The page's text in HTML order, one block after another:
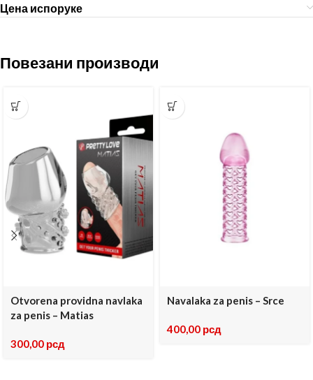
Цена испоруке
Повезани производи
Otvorena providna navlaka
za penis – Matias
300,00 рсд
Navalaka za penis – Srce
400,00 рсд